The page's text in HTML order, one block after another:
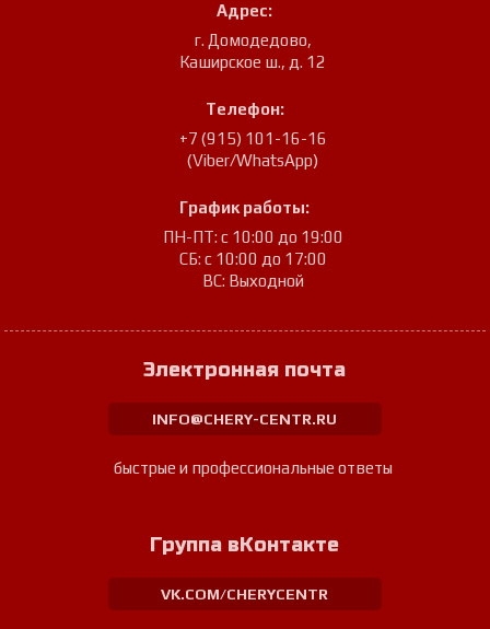
Адрес:
г. Домодедово,
Каширское ш., д. 12
Телефон:
+7 (915) 101-16-16
(Viber/WhatsApp)
График работы:
ПН-ПТ: с 10:00 до 19:00
СБ: с 10:00 до 17:00
ВС: Выходной
Электронная почта
INFO@CHERY-CENTR.RU
быстрые и профессиональные ответы
Группа вКонтакте
VK.COM/CHERYCENTR